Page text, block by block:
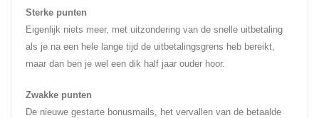
Sterke punten
Eigenlijk niets meer, met uitzondering van de snelle uitbetaling
als je na een hele lange tijd de uitbetalingsgrens heb bereikt,
maar dan ben je wel een dik half jaar ouder hoor.
Zwakke punten
De nieuwe gestarte bonusmails, het vervallen van de betaalde